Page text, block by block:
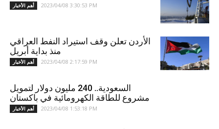
أهم الأخبار 2023/04/08 3:30:53 PM
الأردن تعلن وقف استيراد النفط العراقي
منذ بداية أبريل
أهم الأخبار 2023/04/08 2:17:59 PM
السعودية.. 240 مليون دولار لتمويل
مشروع للطاقة الكهرومائية في باكستان
أهم الأخبار 2023/04/08 1:53:18 PM